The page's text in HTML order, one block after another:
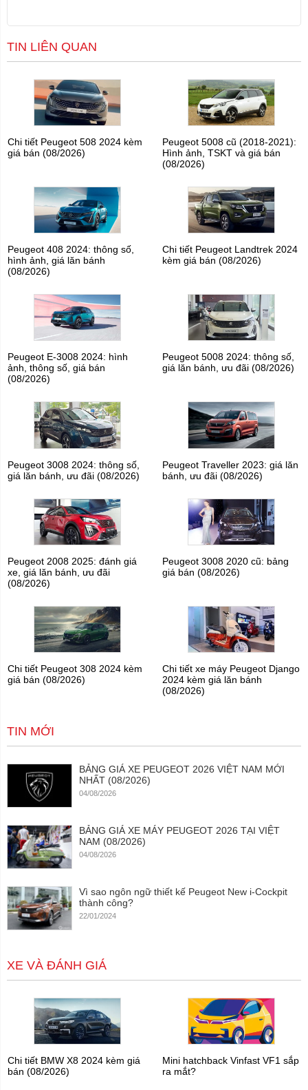
TIN LIÊN QUAN
Chi tiết Peugeot 508 2024 kèm
giá bán (08/2026)
Peugeot 5008 cũ (2018-2021):
Hình ảnh, TSKT và giá bán
(08/2026)
Peugeot 408 2024: thông số,
hình ảnh, giá lăn bánh
(08/2026)
Chi tiết Peugeot Landtrek 2024
kèm giá bán (08/2026)
Peugeot E-3008 2024: hình
ảnh, thông số, giá bán
(08/2026)
Peugeot 5008 2024: thông số,
giá lăn bánh, ưu đãi (08/2026)
Peugeot 3008 2024: thông số,
giá lăn bánh, ưu đãi (08/2026)
Peugeot Traveller 2023: giá lăn
bánh, ưu đãi (08/2026)
Peugeot 2008 2025: đánh giá
xe, giá lăn bánh, ưu đãi
(08/2026)
Peugeot 3008 2020 cũ: bảng
giá bán (08/2026)
Chi tiết Peugeot 308 2024 kèm
giá bán (08/2026)
Chi tiết xe máy Peugeot Django
2024 kèm giá lăn bánh
(08/2026)
TIN MỚI
BẢNG GIÁ XE PEUGEOT 2026 VIỆT NAM MỚI
NHẤT (08/2026)
04/08/2026
BẢNG GIÁ XE MÁY PEUGEOT 2026 TẠI VIỆT
NAM (08/2026)
04/08/2026
Vì sao ngôn ngữ thiết kế Peugeot New i-Cockpit
thành công?
22/01/2024
XE VÀ ĐÁNH GIÁ
Chi tiết BMW X8 2024 kèm giá
bán (08/2026)
Mini hatchback Vinfast VF1 sắp
ra mắt?